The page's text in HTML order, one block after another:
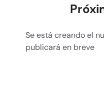
Se está creando el
publicará en breve